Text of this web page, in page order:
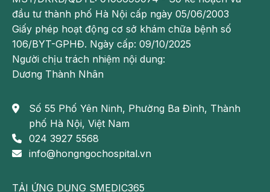
Lựa chọn thăm khám tại chuyên khoa Thận tiết niệu
Hồng Ngọc khách hàng sẽ nhận được dịch vụ chăm
sóc y tế chất lượng cao cả về chuyên môn lẫn dịch
vụ, với nhiều ưu điểm vượt trội như:
độ chuyên môn cao:TS.BS Nguyễn Thị Thu Hải –
30 năm kinh nghiệmtại Trung tâm Thận tiết niệu
và lọc máu BV Bạch Mai
đầu tư thành phố Hà Nội cấp ngày 05/06/2003
Giấy phép hoạt động cơ sở khám chữa bệnh số
106/BYT-GPHĐ. Ngày cấp: 09/10/2025
Người chịu trách nhiệm nội dung:
Dương Thành Nhân
Số 55 Phố Yên Ninh, Phường Ba Đình, Thành
phố Hà Nội, Việt Nam
024 3927 5568
info@hongngochospital.vn
TẢI ỨNG DỤNG SMEDIC365